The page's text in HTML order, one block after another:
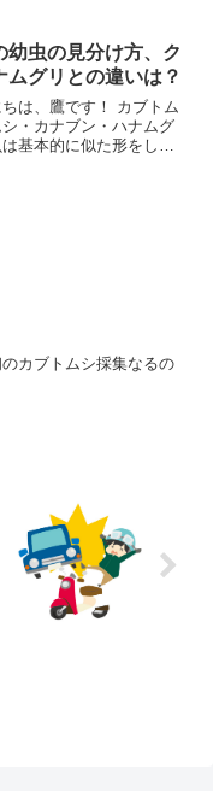
。 もちろん夏になれば成
幼虫の見分け方、ク
ムグリとの違いは？
は、鷹です！ カブトム
・カナブン・ハナムグ
基本的に似た形をして
カブトムシ採集なるの